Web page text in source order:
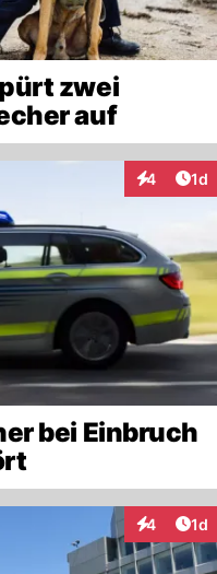
zwei
auf
4 1d
bei Einbruch
4 1d